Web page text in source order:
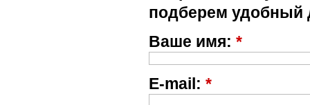
подберем удобный
Ваше имя: *
E-mail: *